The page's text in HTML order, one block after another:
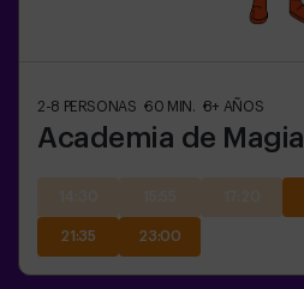
2-8 PERSONAS 60 MIN. 8+ AÑOS
Academia de Magia
21:35 23:00